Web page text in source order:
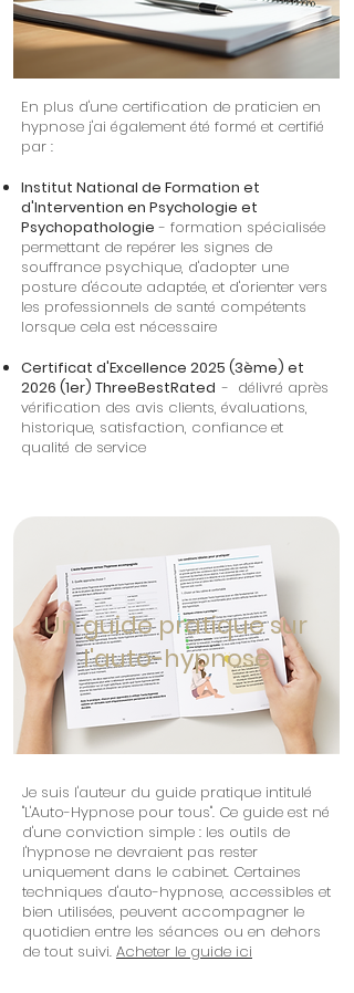
En plus d'une certification de praticien en
hypnose j'ai également été formé et certifié
par :​
Institut National de Formation et
d'Intervention en Psychologie et
Psychopathologie - formation spécialisée
permettant de repérer les signes de
souffrance psychique, d'adopter une
posture d'écoute adaptée, et d'orienter vers
les professionnels de santé compétents
lorsque cela est nécessaire
Certificat d'Excellence 2025 (3ème) et
2026 (1er) ThreeBestRated- délivré après
vérification des avis clients, évaluations,
historique, satisfaction, confiance et
qualité de service
Un guide pratique sur
l'auto-hypnose
Je suis l'auteur du guide pratique intitulé
"L'Auto-Hypnose pour tous". Ce guide est né
d'une conviction simple : les outils de
l'hypnose ne devraient pas rester
uniquement dans le cabinet. Certaines
techniques d'auto-hypnose, accessibles et
bien utilisées, peuvent accompagner le
quotidien entre les séances ou en dehors
de tout suivi. Acheter le guide ici